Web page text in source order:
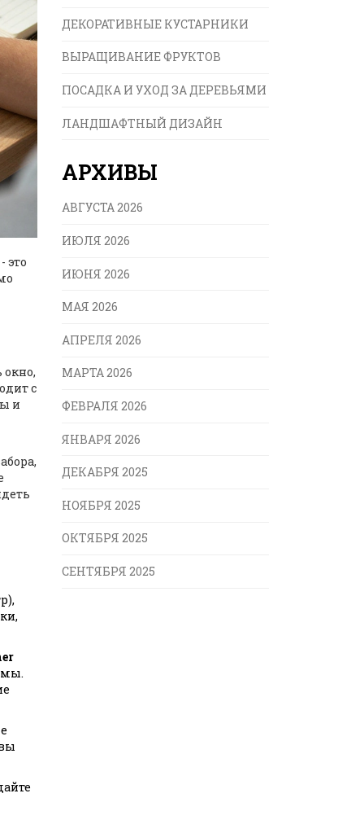
это
окно,
с
и
ДЕКОРАТИВНЫЕ КУСТАРНИКИ
ВЫРАЩИВАНИЕ ФРУКТОВ
ПОСАДКА И УХОД ЗА ДЕРЕВЬЯМИ
ЛАНДШАФТНЫЙ ДИЗАЙН
АРХИВЫ
АВГУСТА 2026
ИЮЛЯ 2026
ИЮНЯ 2026
МАЯ 2026
АПРЕЛЯ 2026
МАРТА 2026
ФЕВРАЛЯ 2026
ЯНВАРЯ 2026
ДЕКАБРЯ 2025
НОЯБРЯ 2025
ОКТЯБРЯ 2025
СЕНТЯБРЯ 2025